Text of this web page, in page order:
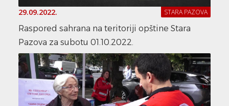
29.09.2022. STARA PAZOVA
Raspored sahrana na teritoriji opštine Stara
Pazova za subotu 01.10.2022.